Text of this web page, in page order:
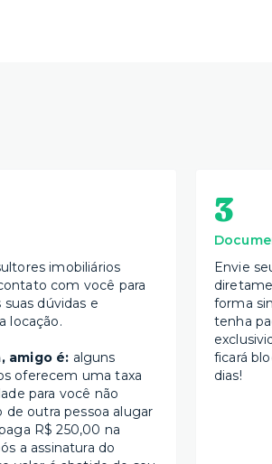
imobiliários
com você para
dúvidas e
locação.
amigo é: alguns
oferecem uma taxa
para você não
de outra pessoa alugar
R$ 250,00 na
a assinatura do
3
Envie
forma
tenha
ficará
dias!